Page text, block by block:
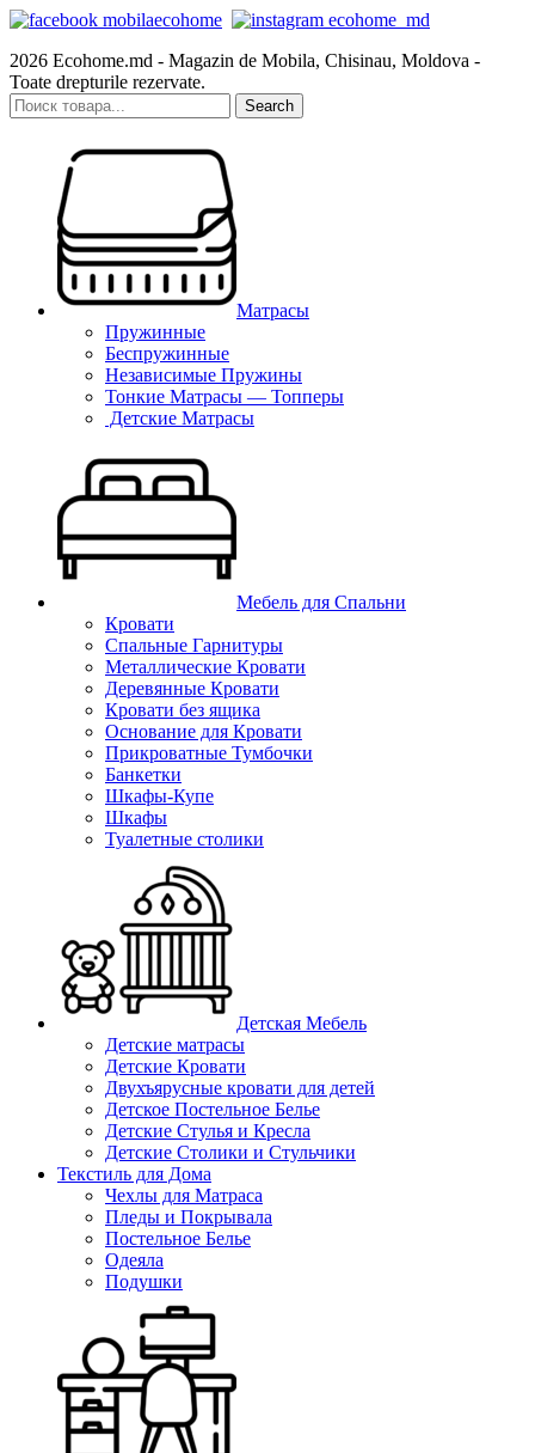
2026 Ecohome.md - Magazin de Mobila, Chisinau, Moldova -
Toate drepturile rezervate.
Search
Матрасы
Пружинные
Беспружинные
Независимые Пружины
Тонкие Матрасы — Топперы
Детские Матрасы
Мебель для Спальни
Кровати
Спальные Гарнитуры
Металлические Кровати
Деревянные Кровати
Кровати без ящика
Основание для Кровати
Прикроватные Тумбочки
Банкетки
Шкафы-Купе
Шкафы
Туалетные столики
Детская Мебель
Детские матрасы
Детские Кровати
Двухъярусные кровати для детей
Детское Постельное Белье
Детские Стулья и Кресла
Детские Столики и Стульчики
Текстиль для Дома
Чехлы для Матраса
Пледы и Покрывала
Постельное Белье
Одеяла
Подушки